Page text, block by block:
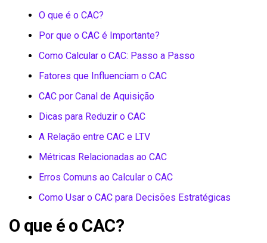
O que é o CAC?
Por que o CAC é Importante?
Como Calcular o CAC: Passo a Passo
Fatores que Influenciam o CAC
CAC por Canal de Aquisição
Dicas para Reduzir o CAC
A Relação entre CAC e LTV
Métricas Relacionadas ao CAC
Erros Comuns ao Calcular o CAC
Como Usar o CAC para Decisões Estratégicas
O que é o CAC?